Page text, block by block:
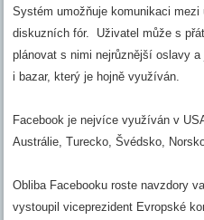
Systém umožňuje komunikaci
diskuzních fór. Uživatel může s
plánovat s nimi nejrůznější oslavy
i bazar, který je hojně využíván.
Facebook je nejvíce využíván v
Austrálie, Turecko, Švédsko,
Obliba Facebooku roste navzdory
vystoupil viceprezident Evropské